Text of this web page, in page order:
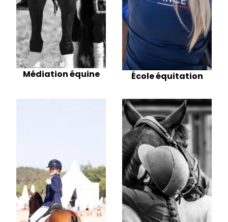
Médiation équine École équitation